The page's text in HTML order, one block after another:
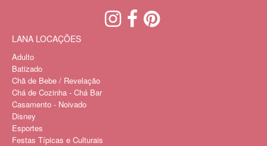
LANA LOCAÇÕES
Adulto
Batizado
Chã de Bebe / Revelação
Chá de Cozinha - Chá Bar
Casamento - Noivado
Disney
Esportes
Festas Típicas e Culturais